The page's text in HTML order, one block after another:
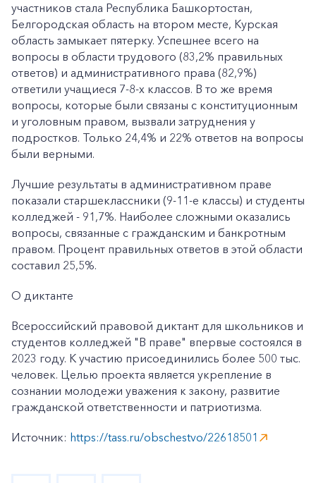
участников стала Республика Башкортостан,
Белгородская область на втором месте, Курская
область замыкает пятерку. Успешнее всего на
вопросы в области трудового (83,2% правильных
ответов) и административного права (82,9%)
ответили учащиеся 7-8-х классов. В то же время
вопросы, которые были связаны с конституционным
и уголовным правом, вызвали затруднения у
подростков. Только 24,4% и 22% ответов на вопросы
были верными.
Лучшие результаты в административном праве
показали старшеклассники (9-11-е классы) и студенты
колледжей - 91,7%. Наиболее сложными оказались
вопросы, связанные с гражданским и банкротным
правом. Процент правильных ответов в этой области
составил 25,5%.
О диктанте
Всероссийский правовой диктант для школьников и
студентов колледжей "В праве" впервые состоялся в
2023 году. К участию присоединились более 500 тыс.
человек. Целью проекта является укрепление в
сознании молодежи уважения к закону, развитие
гражданской ответственности и патриотизма.
Источник: https://tass.ru/obschestvo/22618501